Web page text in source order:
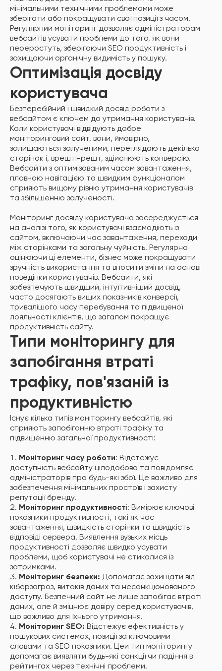
мінімальними технічними проблемами може
зберігати або покращувати свої позиції з часом.
Регулярний моніторинг дозволяє адміністраторам
вебсайтів усувати проблеми до того, як вони
переростуть, зберігаючи SEO продуктивність і
захищаючи органічну видимість у пошуку.
Оптимізація досвіду
користувача
Безперебійний і швидкий досвід роботи з
вебсайтом є ключем до утримання користувачів.
Коли користувачі відвідують добре
моніторинговий сайт, вони, ймовірно,
залишаються залученими, переглядають декілька
сторінок і, врешті-решт, здійснюють конверсію.
Вебсайти з оптимізованим часом завантаження,
плавною навігацією та швидким функціоналом
сприяють вищому рівню утримання користувачів
та збільшенню залученості.
Моніторинг досвіду користувача зосереджується
на аналізі того, як користувачі взаємодіють із
сайтом, включаючи час завантаження, переходи
між сторінками та загальну чуйність. Регулярно
оцінюючи ці елементи, бізнес може покращувати
зручність використання та вносити зміни на основі
поведінки користувачів. Вебсайти, які
забезпечують швидший, інтуїтивніший досвід,
часто досягають вищих показників конверсії,
тривалішого часу перебування та підвищеної
лояльності клієнтів, що загалом покращує
продуктивність сайту.
Типи моніторингу для
запобігання втраті
трафіку, пов'язаній із
продуктивністю
Існує кілька типів моніторингу вебсайтів, які
сприяють запобіганню втраті трафіку та
підвищенню загальної продуктивності:
Моніторинг часу роботи: Відстежує
доступність вебсайту цілодобово та повідомляє
адміністраторів про будь-які збої. Це важливо для
забезпечення мінімальних простоїв і захисту
репутації бренду.
Моніторинг продуктивності: Вимірює ключові
показники продуктивності, такі як час
завантаження, швидкість сторінки та швидкість
відповіді сервера. Виявлення вузьких місць
продуктивності дозволяє швидко усувати
проблеми, щоб користувачі не стикалися із
затримками.
Моніторинг безпеки: Допомагає захищати від
кіберзагроз, витоків даних та несанкціонованого
доступу. Безпечний сайт не лише запобігає втраті
даних, але й зміцнює довіру серед користувачів,
що важливо для їхнього утримання.
Моніторинг SEO: Відстежує ефективність у
пошукових системах, позиції за ключовими
словами та SEO показники. Цей тип моніторингу
допомагає виявляти будь-які санкції чи падіння в
рейтингах через технічні проблеми.